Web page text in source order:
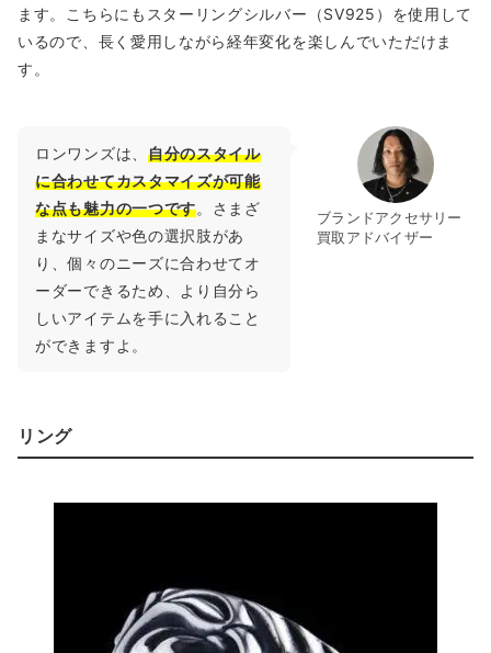
ます。こちらにもスターリングシルバー（SV925）を使用して
いるので、長く愛用しながら経年変化を楽しんでいただけま
す。
ブランドアクセサリー
買取アドバイザー
ロンワンズは、 自分のスタイル
に合わせてカスタマイズが可能
な点も魅力の一つです。さまざ
まなサイズや色の選択肢があ
り、個々のニーズに合わせてオ
ーダーできるため、より自分ら
しいアイテムを手に入れること
ができますよ。
リング